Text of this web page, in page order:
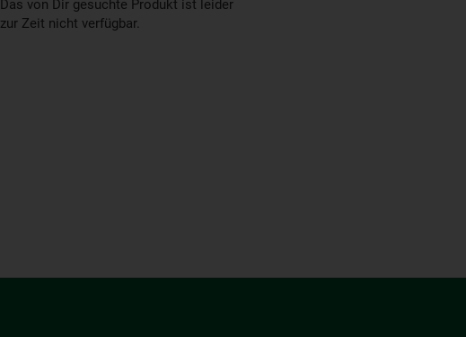
Das von Dir gesuchte Produkt ist leider
zur Zeit nicht verfügbar.